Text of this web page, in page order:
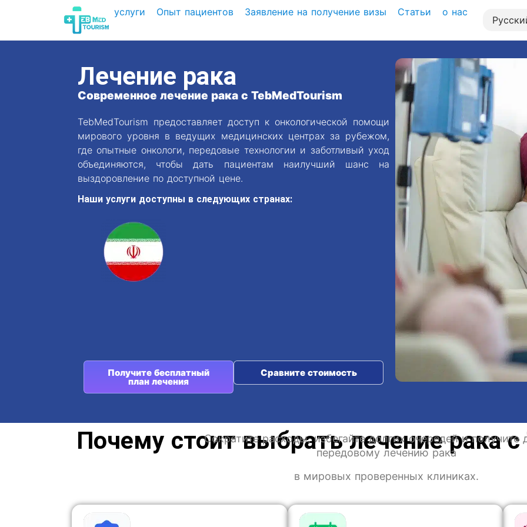
услуги Опыт пациентов Заявление на получение визы Статьи о нас
Лечение рака
Современное лечение рака с TebMedTourism
TebMedTourism предоставляет доступ к онкологической помощи
мирового уровня в ведущих медицинских центрах за рубежом,
где опытные онкологи, передовые технологии и заботливый уход
объединяются, чтобы дать пациентам наилучший шанс на
выздоровление по доступной цене.
Наши услуги доступны в следующих странах:
Получите бесплатный
план лечения
Сравните стоимость
Почему стоит выбрать лечение рака
Сократите расходы, избегайте долгих очередей и получите
передовому лечению рака
в мировых проверенных клиниках.